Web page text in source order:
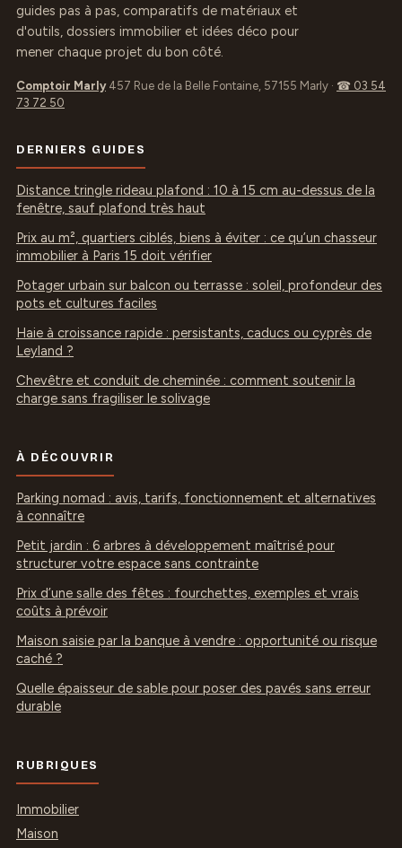
guides pas à pas, comparatifs de matériaux et
d'outils, dossiers immobilier et idées déco pour
mener chaque projet du bon côté.
Comptoir Marly 457 Rue de la Belle Fontaine, 57155 Marly · ☎ 03 54
73 72 50
DERNIERS GUIDES
Distance tringle rideau plafond : 10 à 15 cm au-dessus de la
fenêtre, sauf plafond très haut
Prix au m², quartiers ciblés, biens à éviter : ce qu’un chasseur
immobilier à Paris 15 doit vérifier
Potager urbain sur balcon ou terrasse : soleil, profondeur des
pots et cultures faciles
Haie à croissance rapide : persistants, caducs ou cyprès de
Leyland ?
Chevêtre et conduit de cheminée : comment soutenir la
charge sans fragiliser le solivage
À DÉCOUVRIR
Parking nomad : avis, tarifs, fonctionnement et alternatives
à connaître
Petit jardin : 6 arbres à développement maîtrisé pour
structurer votre espace sans contrainte
Prix d’une salle des fêtes : fourchettes, exemples et vrais
coûts à prévoir
Maison saisie par la banque à vendre : opportunité ou risque
caché ?
Quelle épaisseur de sable pour poser des pavés sans erreur
durable
RUBRIQUES
Immobilier
Maison